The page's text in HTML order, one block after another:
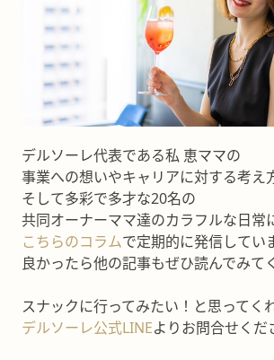
デルソーレ代表である私 恵ママの
事業への想いやキャリアに対する考え
そして多彩で多才な20名の
共同オーナーママ達のカラフルな日常
こちらのコラムで定期的に発信してい
良かったら他の記事もぜひ読んでみて
スナックに行ってみたい！と思ってく
デルソーレ公式LINEよりお問合せくだ